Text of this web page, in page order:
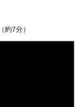
約7分）